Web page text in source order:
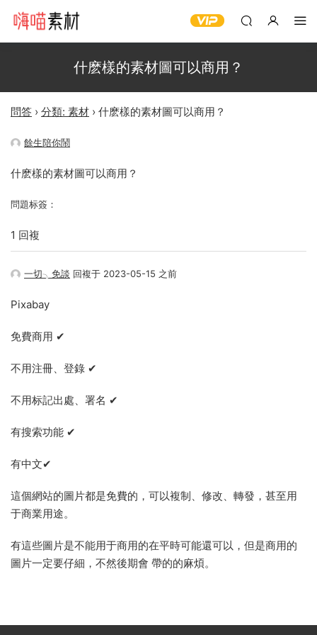
什麽樣的素材圖可以商用？
問答 › 分類: 素材 › 什麽樣的素材圖可以商用？
餘生陪你鬧
什麽樣的素材圖可以商用？
問題标簽：
1 回複
一切╮免談 回複于 2023-05-15 之前
Pixabay
免費商用 ✔
不用注冊、登錄 ✔
不用标記出處、署名 ✔
有搜索功能 ✔
有中文✔
這個網站的圖片都是免費的，可以複制、修改、轉發，甚至用
于商業用途。
有這些圖片是不能用于商用的在平時可能還可以，但是商用的
圖片一定要仔細，不然後期會 帶的的麻煩。